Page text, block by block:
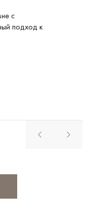
с
подход к